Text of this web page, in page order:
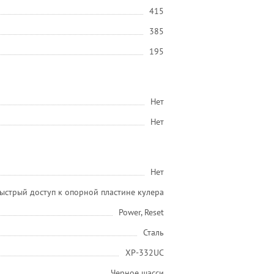
415
385
195
Нет
Нет
Нет
доступ к опорной пластине кулера
Power, Reset
Сталь
XP-332UC